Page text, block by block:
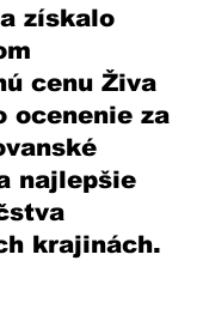
získalo
cenu Živa
ocenenie za
najlepšie
krajinách.